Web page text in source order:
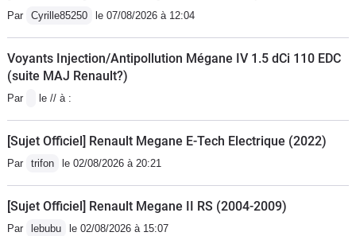
!!!!Une ombre au tableau, cependant :
après chaque sortie, on ne peut que
sont autant de kilomètres qu'on ne fera
plus dans l'avenir. Certainement la
relativement correct... Si je pouvais,
j'en achèterais une seconde et la
garderais pour plus tard !Une auto
magique !!!!
Par Cyrille85250 le 07/08/2026 à 12:04
Voyants Injection/Antipollution Mégane IV 1.5 dCi 110 EDC
(suite MAJ Renault?)
Par le // à :
[Sujet Officiel] Renault Megane E-Tech Electrique (2022)
Par trifon le 02/08/2026 à 20:21
[Sujet Officiel] Renault Megane II RS (2004-2009)
Par lebubu le 02/08/2026 à 15:07